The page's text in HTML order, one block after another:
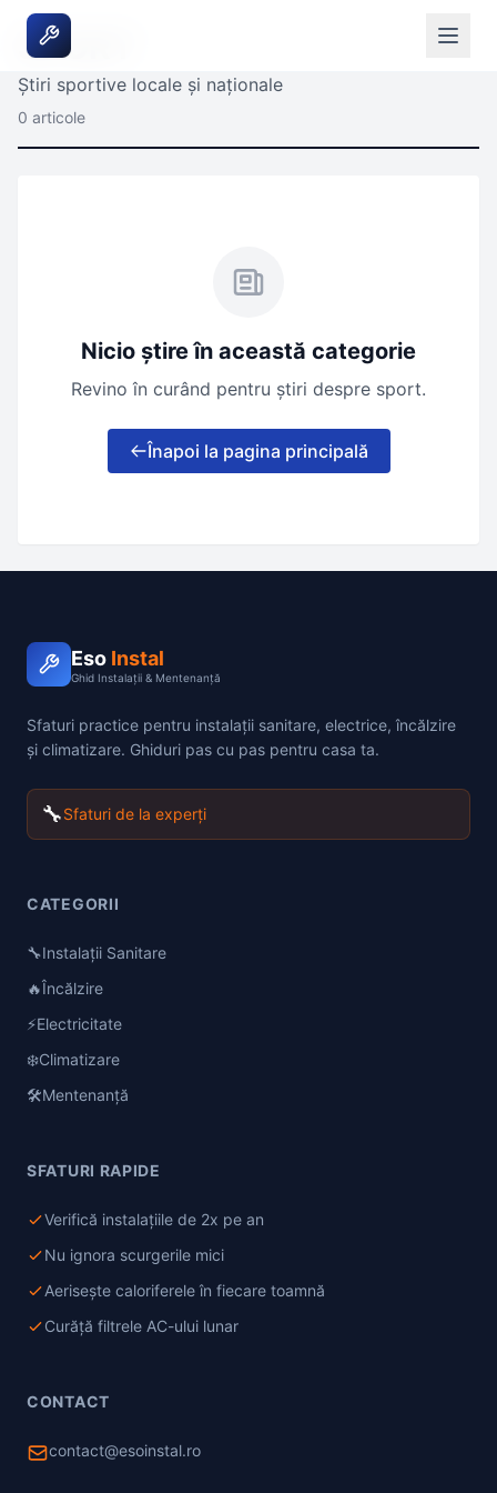
SPORT
Știri sportive locale și naționale
0 articole
Nicio știre în această categorie
Revino în curând pentru știri despre sport.
Înapoi la pagina principală
Eso Instal
Ghid Instalații & Mentenanță
Sfaturi practice pentru instalații sanitare, electrice, încălzire
și climatizare. Ghiduri pas cu pas pentru casa ta.
🔧Sfaturi de la experți
CATEGORII
🔧Instalații Sanitare
🔥Încălzire
⚡Electricitate
❄️Climatizare
🛠️Mentenanță
SFATURI RAPIDE
Verifică instalațiile de 2x pe an
Nu ignora scurgerile mici
Aerisește caloriferele în fiecare toamnă
Curăță filtrele AC-ului lunar
CONTACT
contact@esoinstal.ro